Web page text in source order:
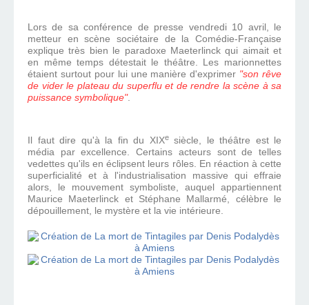
Lors de sa conférence de presse vendredi 10 avril, le
metteur en scène sociétaire de la Comédie-Française
explique très bien le paradoxe Maeterlinckqui aimait et
en même temps détestait le théâtre. Les marionnettes
étaient surtout pour lui une manière d'exprimer "son rêve
de vider le plateau du superflu et de rendre la scène à sa
puissance symbolique".
Il faut dire qu'àla fin du XIXesiècle, le théâtre est le
média par excellence. Certains acteurs sont de telles
vedettes qu'ils en éclipsent leurs rôles. En réaction à cette
superficialité et à l'industrialisation massive qui effraie
alors, le mouvement symboliste, auquel appartiennent
Maurice Maeterlinck et Stéphane Mallarmé, célèbre le
dépouillement, le mystère et la vie intérieure.